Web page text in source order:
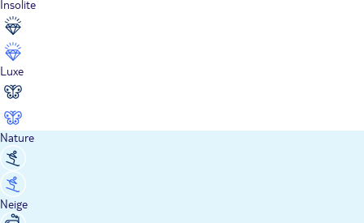
Insolite
Luxe
Nature
Neige